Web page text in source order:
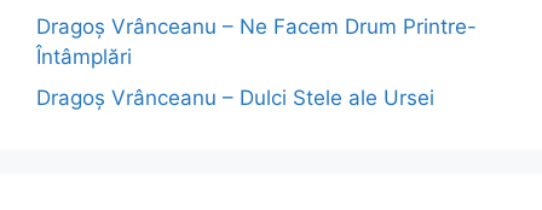
Dragoş Vrânceanu – Ne Facem Drum Printre-
Întâmplări
Dragoş Vrânceanu – Dulci Stele ale Ursei